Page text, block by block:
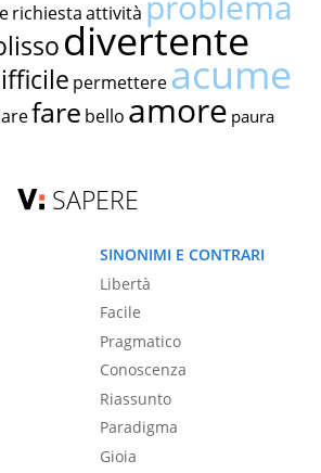
richiestaattività
divertente
permettereacume
fare bello amore paura
SAPERE
SINONIMI E CONTRARI
Libertà
Facile
Pragmatico
Conoscenza
Riassunto
Paradigma
Gioia